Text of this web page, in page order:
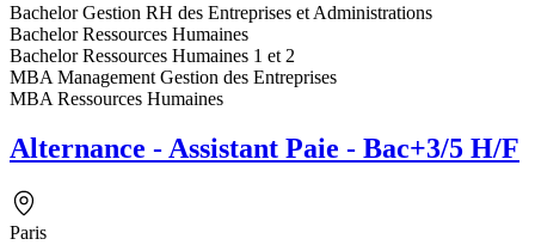
Bachelor Gestion RH des Entreprises et Administrations
Bachelor Ressources Humaines
Bachelor Ressources Humaines 1 et 2
MBA Management Gestion des Entreprises
MBA Ressources Humaines
Alternance - Assistant Paie - Bac+3/5 H/F
Paris